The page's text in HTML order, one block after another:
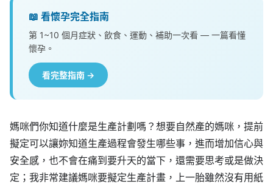
📖 看懷孕完全指南
第 1~10 個月症狀、飲食、運動、補助一次看 — 一篇看懂
懷孕。
看完整指南 →
媽咪們你知道什麼是生產計劃嗎？想要自然產的媽咪，提前
擬定可以讓妳知道生產過程會發生哪些事，進而增加信心與
安全感，也不會在痛到要升天的當下，還需要思考或是做決
定；我非常建議媽咪要擬定生產計畫，上一胎雖然沒有用紙